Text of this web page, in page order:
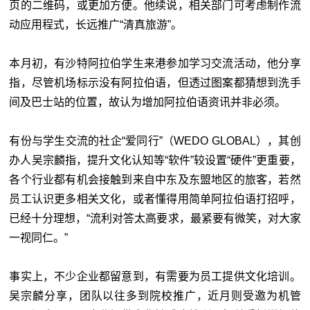
页的二维码，或更加方便。他续说，相关部门可考虑制作流
动应用程式，长远推广“清真旅游”。
本月初，有沙特阿拉伯学生来港参加学习交流活动，他分享
指，尽管机场标示没有阿拉伯语，但透过图案都猜想到洗手
间及巴士站的位置，故认为增加阿拉伯语资讯并非必须。
有份与学生交流的社企“爱同行”（WEDO GLOBAL），其创
办人吴宗麟指，提升文化认知等“软件”较设置“硬件”更重要，
各个行业都有机会接触到来自中东及东盟地区的旅客，若然
员工认识更多相关文化，或者懂得用简单阿拉伯语打招呼，
已经十分理想，“流利对答太高要求，最紧要有微笑，对大家
一视同仁。”
事实上，不少企业都留意到，有需要为员工提供文化培训。
吴宗麟分享，团队以往多到院校推广，近月则受邀为机管